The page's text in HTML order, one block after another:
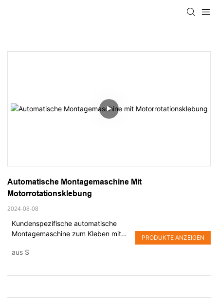
Automatische Montagemaschine Mit
Motorrotationsklebung
2024-08-08
Kundenspezifische automatische
Montagemaschine zum Kleben mit
aus $
PRODUKTE ANZEIGEN